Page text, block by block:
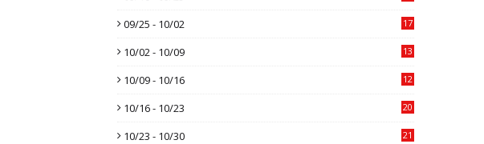
09/25 - 10/02 17
10/02 - 10/09 13
10/09 - 10/16 12
10/16 - 10/23 20
10/23 - 10/30 21